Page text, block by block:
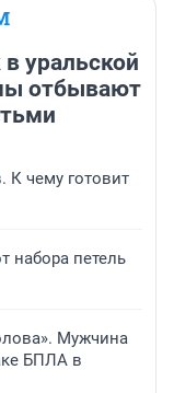
уральской
отбывают
К чему готовит
набора петель
Мужчина
БПЛА в